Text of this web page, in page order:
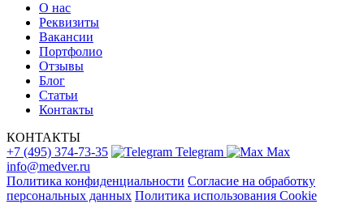
О нас
Реквизиты
Вакансии
Портфолио
Отзывы
Блог
Статьи
Контакты
КОНТАКТЫ
+7 (495) 374-73-35
Telegram
Max
info@medver.ru
Политика конфиденциальности Согласие на обработку
персональных данных Политика использования Cookie